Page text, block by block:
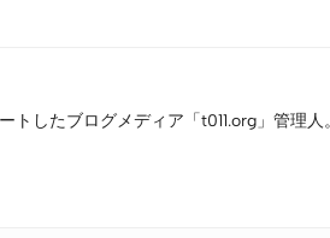
トしたブログメディア「t011.org」管理